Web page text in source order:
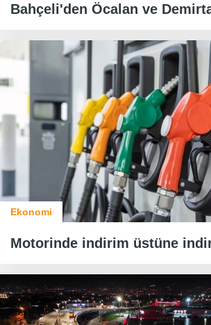
Bahçeli'den Öcalan ve
Ekonomi
Motorinde indirim üstüne